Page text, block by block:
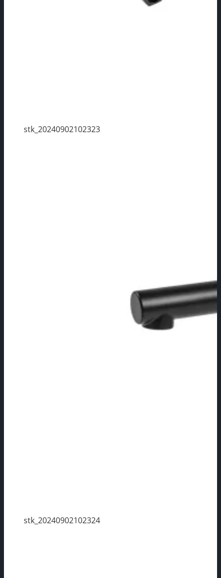
stk_20240902102323
stk_20240902102324